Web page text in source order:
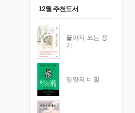
12월 추천도서
끝까지 쓰는 용
기
영양의 비밀